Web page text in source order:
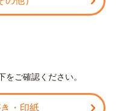
ご確認ください。
・印紙